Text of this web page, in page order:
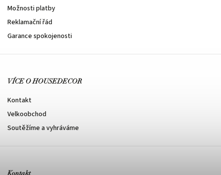
Možnosti platby
Reklamační řád
Garance spokojenosti
VÍCE O HOUSEDECOR
Kontakt
Velkoobchod
Soutěžíme a vyhráváme